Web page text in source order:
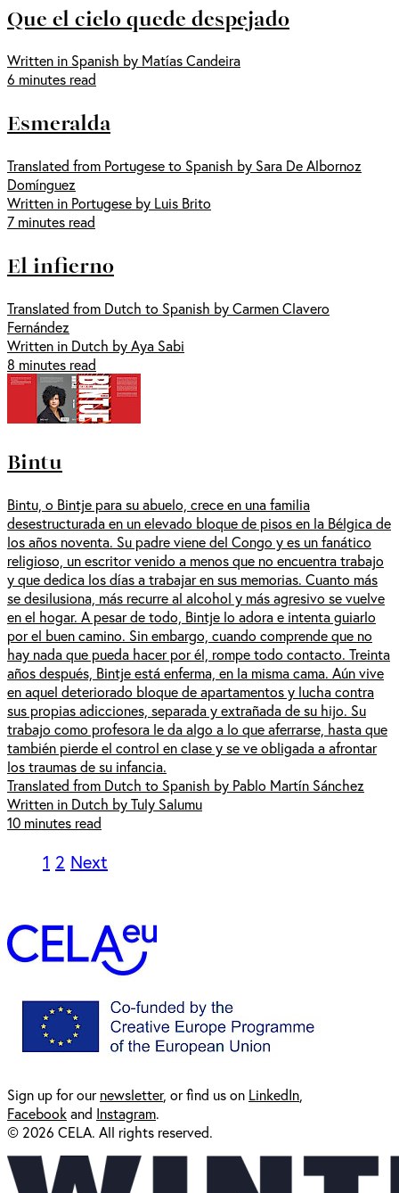
Que el cielo quede despejado
Written in Spanish by Matías Candeira
6 minutes read
Esmeralda
Translated from Portugese to Spanish by Sara De Albornoz
Domínguez
Written in Portugese by Luis Brito
7 minutes read
El infierno
Translated from Dutch to Spanish by Carmen Clavero
Fernández
Written in Dutch by Aya Sabi
8 minutes read
Bintu
Bintu, o Bintje para su abuelo, crece en una familia
desestructurada en un elevado bloque de pisos en la Bélgica de
los años noventa. Su padre viene del Congo y es un fanático
religioso, un escritor venido a menos que no encuentra trabajo
y que dedica los días a trabajar en sus memorias. Cuanto más
se desilusiona, más recurre al alcohol y más agresivo se vuelve
en el hogar. A pesar de todo, Bintje lo adora e intenta guiarlo
por el buen camino. Sin embargo, cuando comprende que no
hay nada que pueda hacer por él, rompe todo contacto. Treinta
años después, Bintje está enferma, en la misma cama. Aún vive
en aquel deteriorado bloque de apartamentos y lucha contra
sus propias adicciones, separada y extrañada de su hijo. Su
trabajo como profesora le da algo a lo que aferrarse, hasta que
también pierde el control en clase y se ve obligada a afrontar
los traumas de su infancia.
Translated from Dutch to Spanish by Pablo Martín Sánchez
Written in Dutch by Tuly Salumu
10 minutes read
1 2 Next
Sign up for ournewsletter, or find us on LinkedIn
Facebookand Instagram.
© 2026 CELA. All rights reserved.